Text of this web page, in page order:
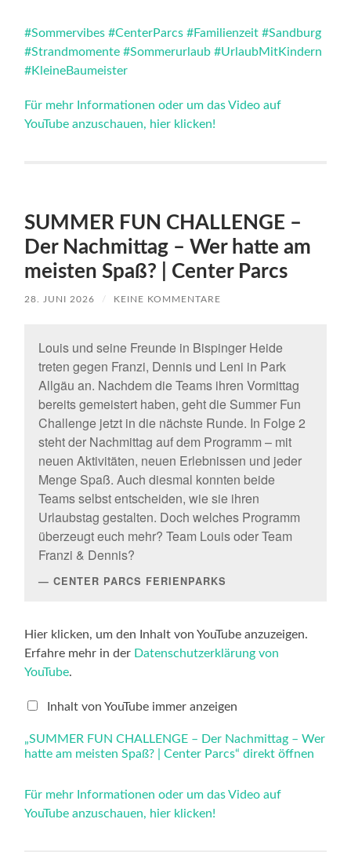
#Sommervibes #CenterParcs #Familienzeit #Sandburg
#Strandmomente #Sommerurlaub #UrlaubMitKindern
#KleineBaumeister
Für mehr Informationen oder um das Video auf
YouTube anzuschauen, hier klicken!
SUMMER FUN CHALLENGE –
Der Nachmittag – Wer hatte am
meisten Spaß? | Center Parcs
28. JUNI 2026 / KEINE KOMMENTARE
Louis und seine Freunde in Bispinger Heide
treten gegen Franzi, Dennis und Leni in Park
Allgäu an. Nachdem die Teams ihren Vormittag
bereits gemeistert haben, geht die Summer Fun
Challenge jetzt in die nächste Runde. In Folge 2
steht der Nachmittag auf dem Programm – mit
neuen Aktivitäten, neuen Erlebnissen und jeder
Menge Spaß. Auch diesmal konnten beide
Teams selbst entscheiden, wie sie ihren
Urlaubstag gestalten. Doch welches Programm
überzeugt euch mehr? Team Louis oder Team
Franzi & Dennis?
CENTER PARCS FERIENPARKS
„SUMMER
CHALLENGE
–
–
hatte
am
meisten
Center
Parcs“
von
Hier klicken, um den Inhalt von YouTube anzuzeigen.
Erfahre mehr in der Datenschutzerklärung von
YouTube.
Inhalt von YouTube immer anzeigen
„SUMMER FUN CHALLENGE – Der Nachmittag – Wer
hatte am meisten Spaß? | Center Parcs“ direkt öffnen
Für mehr Informationen oder um das Video auf
YouTube anzuschauen, hier klicken!